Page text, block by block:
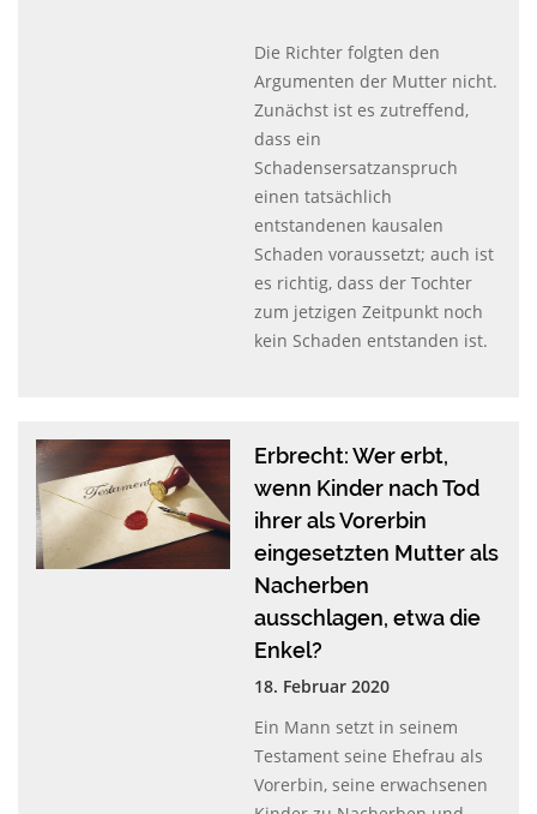
Die Richter folgten den
Argumenten der Mutter nicht.
Zunächst ist es zutreffend,
dass ein
Schadensersatzanspruch
einen tatsächlich
entstandenen kausalen
Schaden voraussetzt; auch ist
es richtig, dass der Tochter
zum jetzigen Zeitpunkt noch
kein Schaden entstanden ist.
Erbrecht: Wer erbt,
wenn Kinder nach Tod
ihrer als Vorerbin
eingesetzten Mutter als
Nacherben
ausschlagen, etwa die
Enkel?
18. Februar 2020
Ein Mann setzt in seinem
Testament seine Ehefrau als
Vorerbin, seine erwachsenen